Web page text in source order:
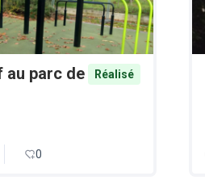
au parc de
Réalisé
0